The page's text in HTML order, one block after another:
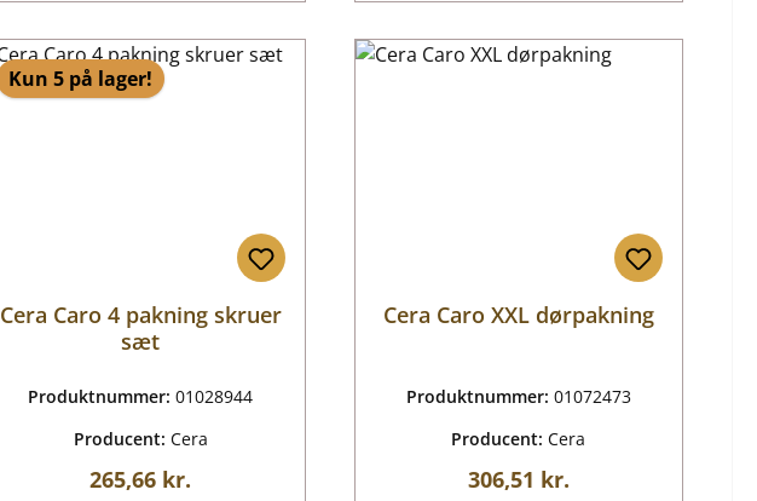
Kun 5 på lager!
Cera Caro 4 pakning skruer
sæt
Produktnummer:01028944
Producent: Cera
Almindelig pris:
265,66 kr.
Cera Caro XXL dørpakning
Produktnummer: 01072473
Producent:Cera
Almindelig pris:
306,51 kr.